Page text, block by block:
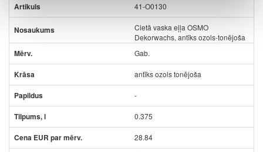
41-O0130
Cietā vaska eļļa OSMO
Dekorwachs, antīks ozols-tonējoša
Gab.
antīks ozols tonējoša
-
0.375
28.84